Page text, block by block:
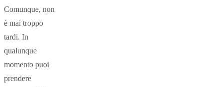
Comunque, non
è mai troppo
tardi. In
qualunque
momento puoi
prendere